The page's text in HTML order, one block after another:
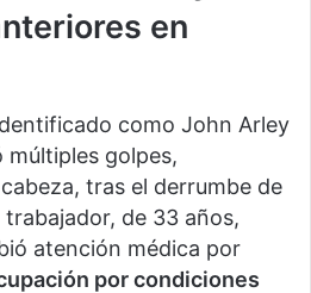
en
como John Arley
múltiples golpes,
tras el derrumbe de
de 33 años,
atención médica por
por condiciones